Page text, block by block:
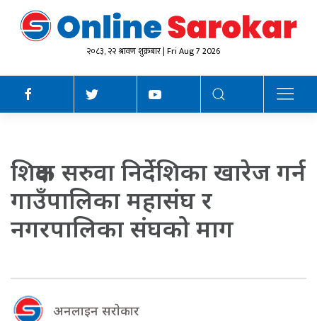
२०८३, २२ श्रावण शुक्रबार | Fri Aug 7 2026
शिक्षक सरुवा निर्देशिका खारेज गर्न
गाउँपालिका महासंघ र
नगरपालिका संघको माग
अनलाइन सराेकार